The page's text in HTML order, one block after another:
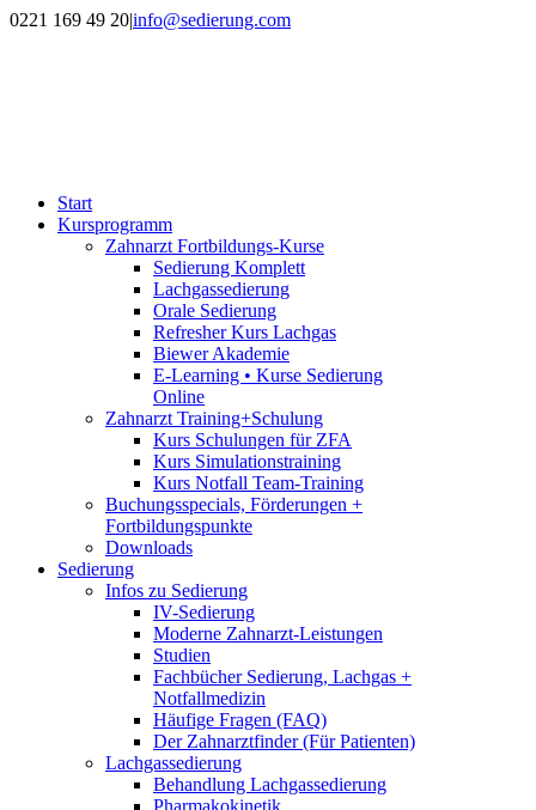
Zum
0221 169 49 20|info@sedierung.com
Start
Kursprogramm
Zahnarzt Fortbildungs-Kurse
Sedierung Komplett
Lachgassedierung
Orale Sedierung
Refresher Kurs Lachgas
Biewer Akademie
E-Learning • Kurse Sedierung
Online
Zahnarzt Training+Schulung
Kurs Schulungen für ZFA
Kurs Simulationstraining
Kurs Notfall Team-Training
Buchungsspecials, Förderungen +
Fortbildungspunkte
Downloads
Sedierung
Infos zu Sedierung
IV-Sedierung
Moderne Zahnarzt-Leistungen
Studien
Fachbücher Sedierung, Lachgas +
Notfallmedizin
Häufige Fragen (FAQ)
Der Zahnarztfinder (Für Patienten)
Lachgassedierung
Behandlung Lachgassedierung
Pharmakokinetik